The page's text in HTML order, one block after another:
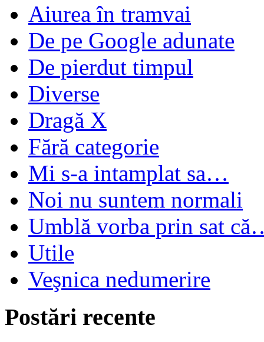
Aiurea în tramvai
De pe Google adunate
De pierdut timpul
Diverse
Dragă X
Fără categorie
Mi s-a intamplat sa…
Noi nu suntem normali
Umblă vorba prin sat
Utile
Veşnica nedumerire
Postări recente